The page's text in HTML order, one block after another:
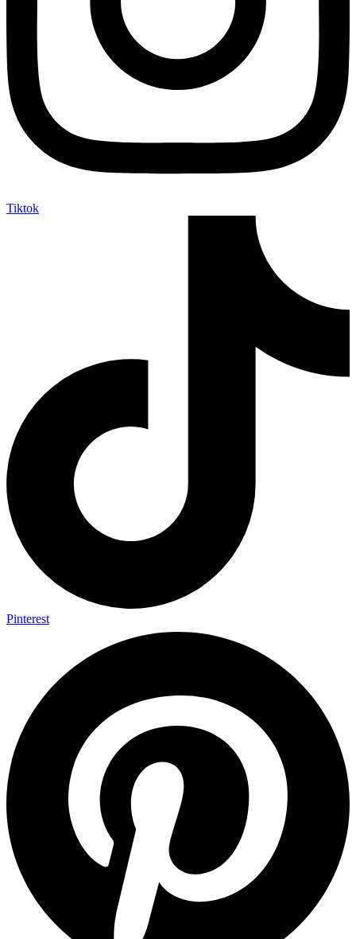
Tiktok
Pinterest